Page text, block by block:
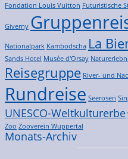
Fondation Louis Vuitton Futuristische
Giverny
Nationalpark Kambodscha La
Sands Hotel Musée d'Orsay
Reisegruppe River- und
Rundreise Seerosen
UNESCO-Weltkulturerbe
Zoo Zooverein Wuppertal
Monats-Archiv